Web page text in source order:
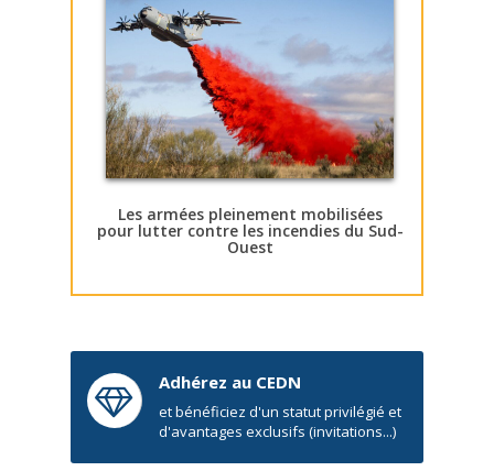
Les armées pleinement mobilisées
pour lutter contre les incendies du Sud-
Ouest
Adhérez au CEDN
et bénéficiez d'un statut privilégié et
d'avantages exclusifs (invitations...)